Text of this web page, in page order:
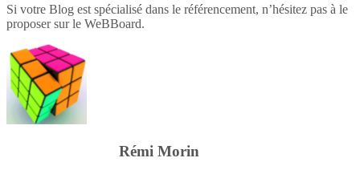
Si votre Blog est spécialisé dans le référencement, n’hésitez pas à le
proposer sur le WeBBoard.
Rémi Morin